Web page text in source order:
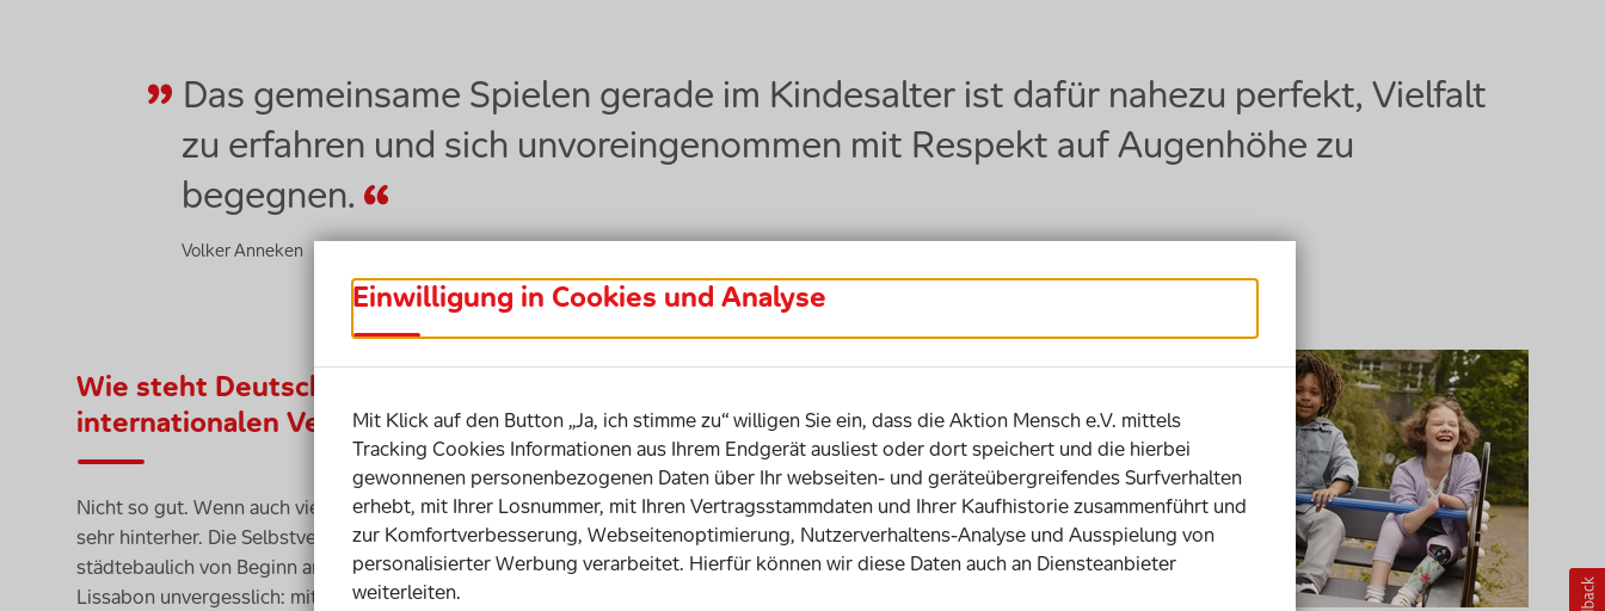
Das gemeinsame Spielen gerade im Kindesalter ist dafür nahezu perfekt, Vielfalt
zu erfahren und sich unvoreingenommen mit Respekt auf Augenhöhe zu
begegnen.
Volker Anneken
Wie steht Deutschland im Hinblick auf inklusive Spielmöglichkeiten im
internationalen Vergleich da?
Nicht so gut. Wenn auch viel im Fluss ist, hinken wir den vergleichbaren Ländern in Europa und der Welt noch
sehr hinterher. Die Selbstverständlichkeit, im öffentlichen Raum Bewegungs- und Spielorte für alle
städtebaulich von Beginn an mitzuplanen, hat noch Luft nach oben. Für mich ist immer ein Beispiel aus
Lissabon unvergesslich: mitten auf einer touristischen Route in der Stadt, befindet sich an einer Stelle mit
Einwilligung in Cookies und Analyse
Mit Klick auf den Button „Ja, ich stimme zu“ willigen Sie ein, dass die Aktion Mensch e.V. mittels
Tracking Cookies Informationen aus Ihrem Endgerät ausliest oder dort speichert und die hierbei
gewonnenen personenbezogenen Daten über Ihr webseiten- und geräteübergreifendes Surfverhalten
erhebt, mit Ihrer Losnummer, mit Ihren Vertragsstammdaten und Ihrer Kaufhistorie zusammenführt und
zur Komfortverbesserung, Webseitenoptimierung, Nutzerverhaltens-Analyse und Ausspielung von
personalisierter Werbung verarbeitet. Hierfür können wir diese Daten auch an Diensteanbieter
weiterleiten.